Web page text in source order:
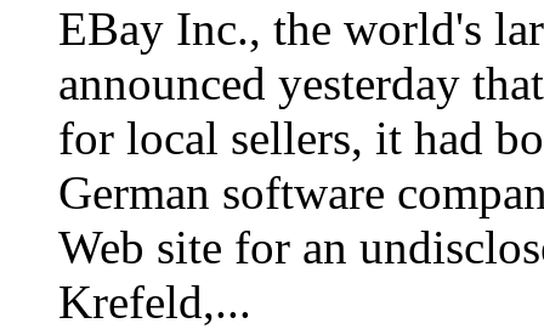
EBay Inc., the world's
announced yesterday
for local sellers, it had
German software
Web site for an
Krefeld,...